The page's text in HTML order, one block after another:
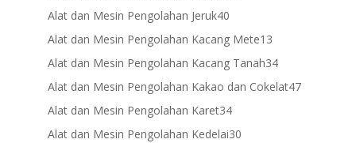
Alat dan Mesin Pengolahan Jeruk4040
products
Alat dan Mesin Pengolahan Kacang Mete1313
products
Alat dan Mesin Pengolahan Kacang Tanah3434
products
Alat dan Mesin Pengolahan Kakao dan Cokelat4747
Alat dan Mesin Pengolahan Karet3434
products
Alat dan Mesin Pengolahan Kedelai3030